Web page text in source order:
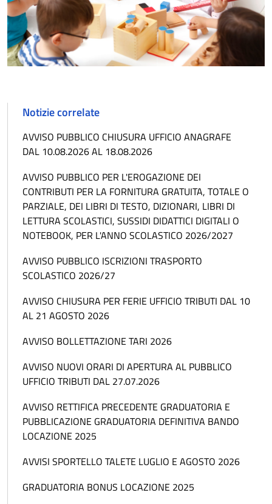
Notizie correlate
AVVISO PUBBLICO CHIUSURA UFFICIO ANAGRAFE
DAL 10.08.2026 AL 18.08.2026
AVVISO PUBBLICO PER L'EROGAZIONE DEI
CONTRIBUTI PER LA FORNITURA GRATUITA, TOTALE O
PARZIALE, DEI LIBRI DI TESTO, DIZIONARI, LIBRI DI
LETTURA SCOLASTICI, SUSSIDI DIDATTICI DIGITALI O
NOTEBOOK, PER L'ANNO SCOLASTICO 2026/2027
AVVISO PUBBLICO ISCRIZIONI TRASPORTO
SCOLASTICO 2026/27
AVVISO CHIUSURA PER FERIE UFFICIO TRIBUTI DAL 10
AL 21 AGOSTO 2026
AVVISO BOLLETTAZIONE TARI 2026
AVVISO NUOVI ORARI DI APERTURA AL PUBBLICO
UFFICIO TRIBUTI DAL 27.07.2026
AVVISO RETTIFICA PRECEDENTE GRADUATORIA E
PUBBLICAZIONE GRADUATORIA DEFINITIVA BANDO
LOCAZIONE 2025
AVVISI SPORTELLO TALETE LUGLIO E AGOSTO 2026
GRADUATORIA BONUS LOCAZIONE 2025